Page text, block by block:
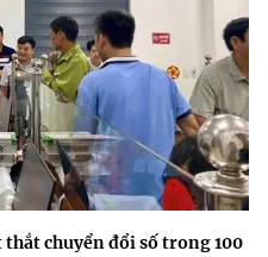
chuyển đổi số trong 100